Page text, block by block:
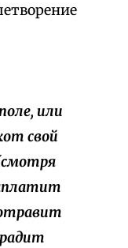
или
свой